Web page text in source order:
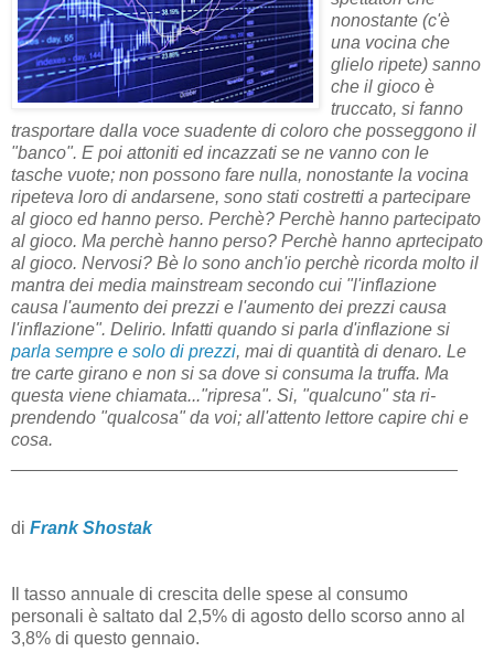
nonostante (c'è
una vocina che
glielo ripete) sanno
che il gioco è
truccato, si fanno
trasportare dalla voce suadente di coloro che posseggono il
"banco". E poi attoniti ed incazzati se ne vanno con le
tasche vuote; non possono fare nulla, nonostante la vocina
ripeteva loro di andarsene, sono stati costretti a partecipare
al gioco ed hanno perso. Perchè? Perchè hanno partecipato
al gioco. Ma perchè hanno perso? Perchè hanno aprtecipato
al gioco. Nervosi? Bè lo sono anch'io perchè ricorda molto il
mantra dei media mainstream secondo cui "l'inflazione
causa l'aumento dei prezzi e l'aumento dei prezzi causa
l'inflazione". Delirio. Infatti quando si parla d'inflazione si
parla sempre e solo di prezzi, mai di quantità di denaro. Le
tre carte girano e non si sa dove si consuma la truffa. Ma
questa viene chiamata..."ripresa". Si, "qualcuno" sta ri-
prendendo "qualcosa" da voi; all'attento lettore capire chi e
cosa.
di Frank Shostak
Il tasso annuale di crescita delle spese al consumo
personali è saltato dal 2,5% di agosto dello scorso anno al
3,8% di questo gennaio.